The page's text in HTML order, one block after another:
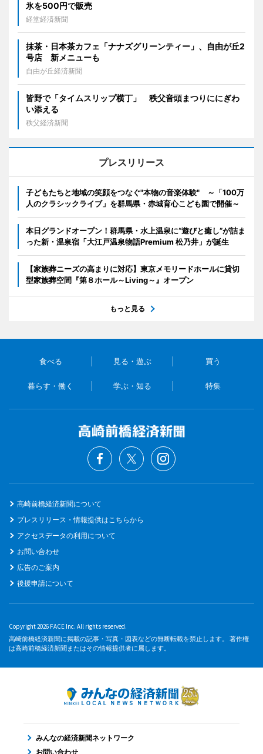
氷を500円で販売
経堂経済新聞
抹茶・日本茶カフェ「ナナズグリーンティー」、自由が丘2
号店 新メニューも
自由が丘経済新聞
皆野で「タイムスリップ横丁」 秩父音頭まつりににぎわ
い添える
秩父経済新聞
プレスリリース
子どもたちと地域の笑顔をつなぐ"本物の音楽体験" ～「100万
人のクラシックライブ」を群馬県・赤城育心こども園で開催～
本日グランドオープン！群馬県・水上温泉に“遊びと癒し”が詰ま
った新・温泉宿「大江戸温泉物語Premium 松乃井」が誕生
【家族葬ニーズの高まりに対応】東京メモリードホールに貸切
型家族葬空間『第８ホール～Living～』オープン
もっと見る
食べる 見る・遊ぶ 買う
暮らす・働く 学ぶ・知る 特集
高崎前橋経済新聞について
プレスリリース・情報提供はこちらから
アクセスデータの利用について
お問い合わせ
広告のご案内
後援申請について
Copyright 2026 FACE Inc. All rights reserved.
高崎前橋経済新聞に掲載の記事・写真・図表などの無断転載を禁止します。 著作権
は高崎前橋経済新聞またはその情報提供者に属します。
みんなの経済新聞ネットワーク
お問い合わせ